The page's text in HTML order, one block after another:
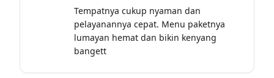
Tempatnya cukup nyaman dan
pelayanannya cepat. Menu paketnya
lumayan hemat dan bikin kenyang
bangett